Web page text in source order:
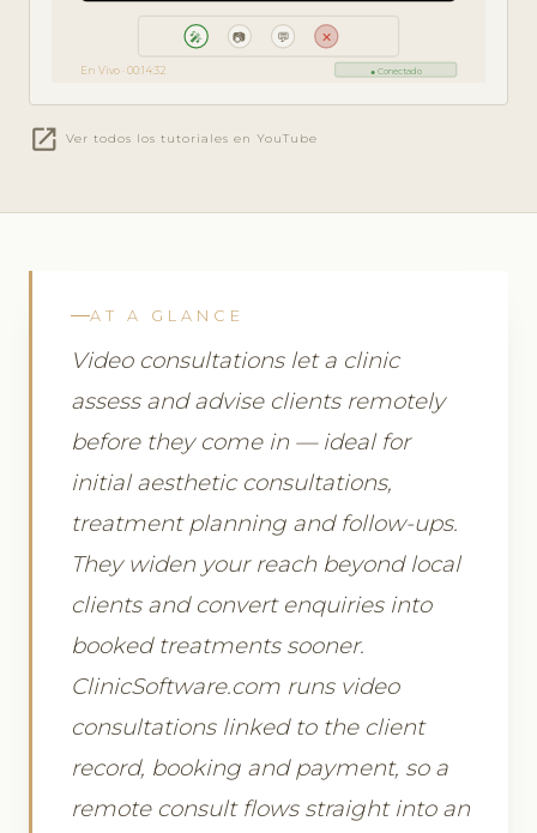
🎤 📷 💬 ✕
En Vivo · 00:14:32 ● Conectado
open_in_new Ver todos los tutoriales en YouTube
AT A GLANCE
Video consultations let a clinic
assess and advise clients remotely
before they come in — ideal for
initial aesthetic consultations,
treatment planning and follow-ups.
They widen your reach beyond local
clients and convert enquiries into
booked treatments sooner.
ClinicSoftware.com runs video
consultations linked to the client
record, booking and payment, so a
remote consult flows straight into an